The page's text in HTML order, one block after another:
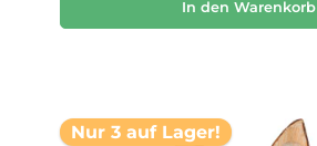
In den Warenkorb
Nur 3 auf Lager!